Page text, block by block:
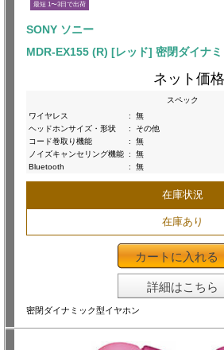
最短 1〜3日で出荷
SONY ソニー
MDR-EX155 (R) [レッド] 密閉ダイナ
ネット価格
スペック
ワイヤレス
:
無
ヘッドホンサイズ・形状
:
その他
コード巻取り機能
:
無
ノイズキャンセリング機能 :
無
Bluetooth
: 無
在庫状況
在庫あり
カートに入れる
詳細はこちら
密閉ダイナミック型イヤホン